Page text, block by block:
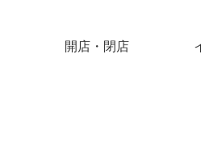
開店・閉店